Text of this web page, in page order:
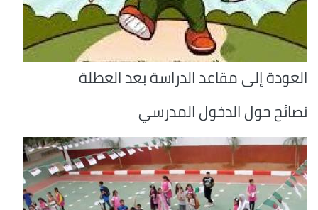
العودة إلى مقاعد الدراسة بعد العطلة
نصائح حول الدخول المدرسي